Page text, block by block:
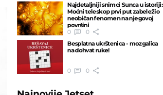
Najdetaljniji snimci Sunca u istoriji:
Moćni teleskop prvi put zabeležio
neobičan fenomen na njegovoj
površini
0
0
Besplatna ukrštenica - mozgalica
na dohvat ruke!
0 0